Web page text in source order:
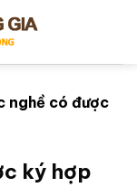
nghề có được
ký hợp